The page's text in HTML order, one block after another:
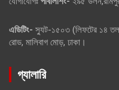
এডিটিং- স্যুট-১৫০৩ (লিফটের ১৪
রোড, মালিবাগ মোড়, ঢাকা।
গ্যালারি